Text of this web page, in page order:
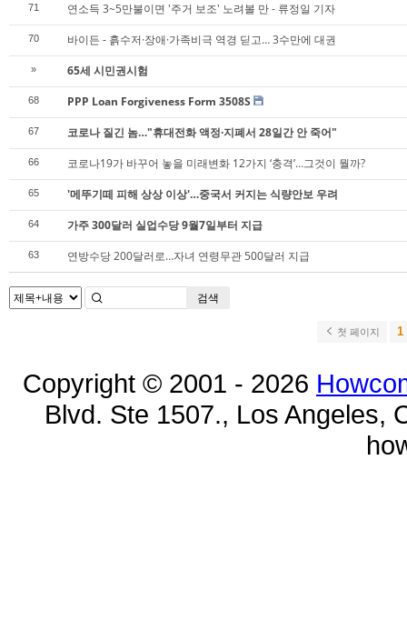
71 연소득 3~5만불이면 '주거 보조' 노려볼 만 - 류정일 기자
70 바이든 - 흙수저·장애·가족비극 역경 딛고… 3수만에 대권
» 65세 시민권시험
68 PPP Loan Forgiveness Form 3508S
67 코로나 질긴 놈…"휴대전화 액정·지폐서 28일간 안 죽어"
66 코로나19가 바꾸어 놓을 미래변화 12가지 ‘충격’…그것이 뭘까?
65 '메뚜기떼 피해 상상 이상'…중국서 커지는 식량안보 우려
64 가주 300달러 실업수당 9월7일부터 지급
63 연방수당 200달러로…자녀 연령무관 500달러 지급
검색
첫 페이지 1
Copyright © 2001 - 2026
Blvd. Ste 1507., Los Angeles,